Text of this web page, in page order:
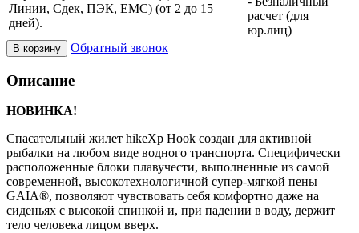
Линии, Сдек, ПЭК, ЕМС) (от 2 до 15
дней).
расчет (для
юр.лиц)
В корзину Обратный звонок
Описание
НОВИНКА!
Спасательный жилет hikeXp Hook создан для активной
рыбалки на любом виде водного транспорта. Специфически
расположенные блоки плавучести, выполненные из самой
современной, высокотехнологичной супер-мягкой пены
GAIA®, позволяют чувствовать себя комфортно даже на
сиденьях с высокой спинкой и, при падении в воду, держит
тело человека лицом вверх.